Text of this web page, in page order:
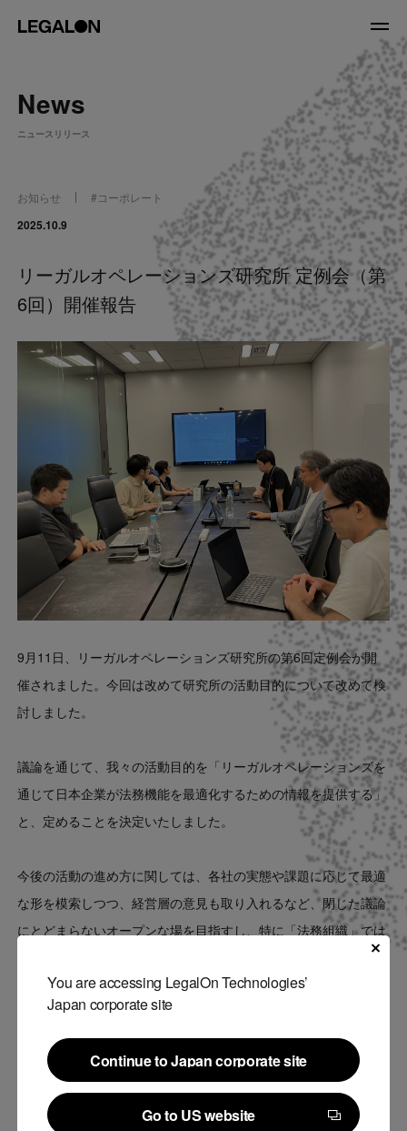
About
役員紹介
Service
News
LegalOn Now
US website
You are accessing LegalOn Technologies’
Japan corporate site
Continue to Japan corporate site
Continue to Japan corporate site
Go to US website
News
ニュースリリース
お知らせ #コーポレート
2025.10.9
リーガルオペレーションズ研究所 定例会（第
6回）開催報告
9月11日、リーガルオペレーションズ研究所の第6回定例会が開
催されました。今回は改めて研究所の活動目的について改めて検
討しました。
議論を通じて、我々の活動目的を「リーガルオペレーションズを
通じて日本企業が法務機能を最適化するための情報を提供する」
と、定めることを決定いたしました。
今後の活動の進め方に関しては、各社の実態や課題に応じて最適
な形を模索しつつ、経営層の意見も取り入れるなど、閉じた議論
にとどまらないオープンな場を目指すし、特に「法務組織」では
なく「法務機能」として議論を進めることで、他部門との連携を
強化し、より実践的な知見の創出を目指す方針とすることを共有
しました。
今後は、リーガルオペレーションズの既存のフレームワークを再
検証し、社会環境の変化や国内企業のニーズを踏まえたアップデ
ートを検討していきます。